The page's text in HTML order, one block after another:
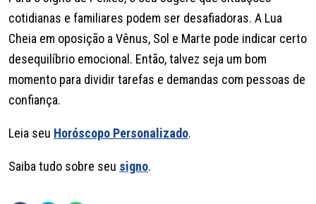
cotidianas e familiares podem ser desafiadoras. A Lua
Cheia em oposição a Vênus, Sol e Marte pode indicar certo
desequilíbrio emocional. Então, talvez seja um bom
momento para dividir tarefas e demandas com pessoas de
confiança.
Leia seu Horóscopo Personalizado.
Saiba tudo sobre seu signo.